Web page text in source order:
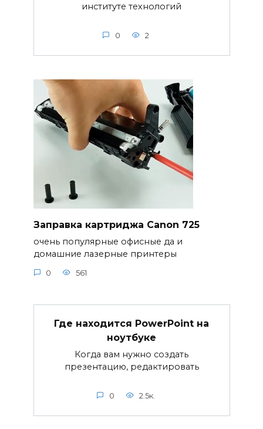
институте технологий
0 2
Заправка картриджа Canon 725
очень популярные офисные да и
домашние лазерные принтеры
0 561
Где находится PowerPoint на
ноутбуке
Когда вам нужно создать
презентацию, редактировать
0 2.5к.